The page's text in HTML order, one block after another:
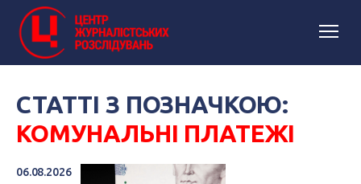
СТАТТІ З ПОЗНАЧКОЮ:
КОМУНАЛЬНІ ПЛАТЕЖІ
06.08.2026